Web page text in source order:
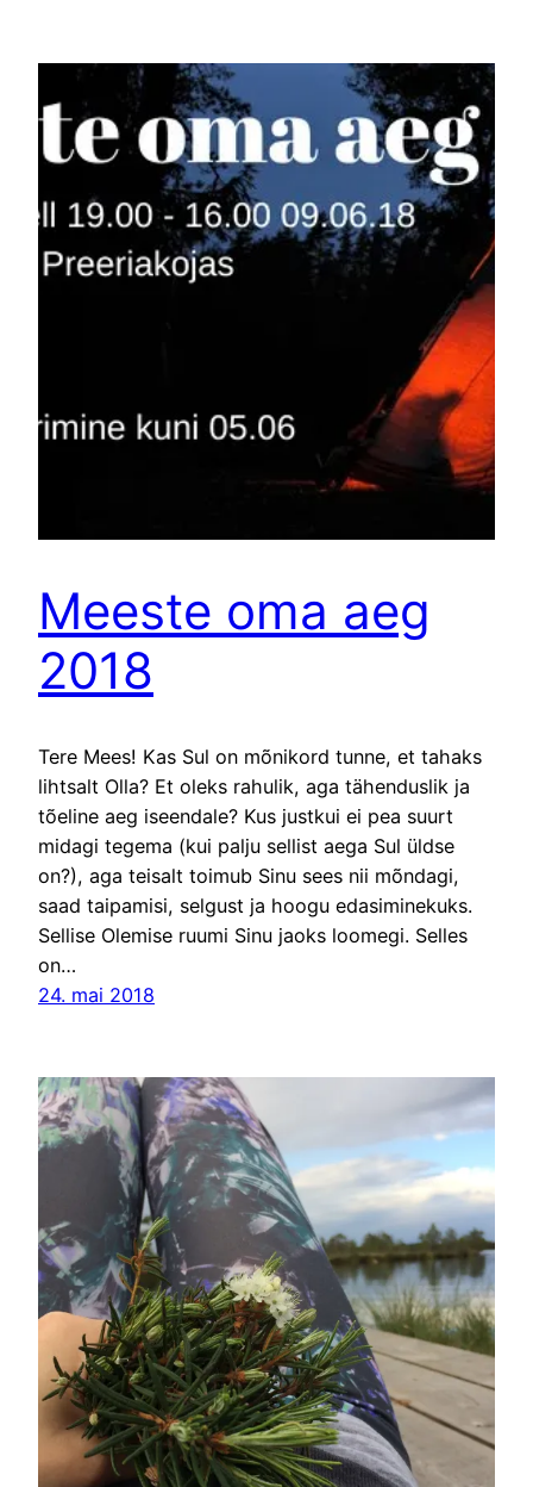
Meeste oma aeg
2018
Tere Mees! Kas Sul on mõnikord tunne, et tahaks
lihtsalt Olla? Et oleks rahulik, aga tähenduslik ja
tõeline aeg iseendale? Kus justkui ei pea suurt
midagi tegema (kui palju sellist aega Sul üldse
on?), aga teisalt toimub Sinu sees nii mõndagi,
saad taipamisi, selgust ja hoogu edasiminekuks.
Sellise Olemise ruumi Sinu jaoks loomegi. Selles
on…
24. mai 2018